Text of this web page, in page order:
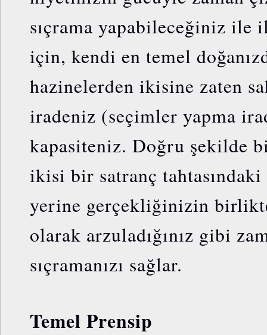
sıçrama yapabileceğiniz
için, kendi en temel
hazinelerden ikisine zaten
iradeniz (seçimler yapma
kapasiteniz. Doğru şekilde
ikisi bir satranç
yerine gerçekliğinizin
olarak arzuladığınız gibi
sıçramanızı sağlar.
Temel Prensip